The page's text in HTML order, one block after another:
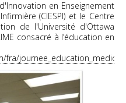
en Enseignement
(CIESPI) et le Centre
de l'Université d'Ottawa
consacré à l’éducation en
fra/